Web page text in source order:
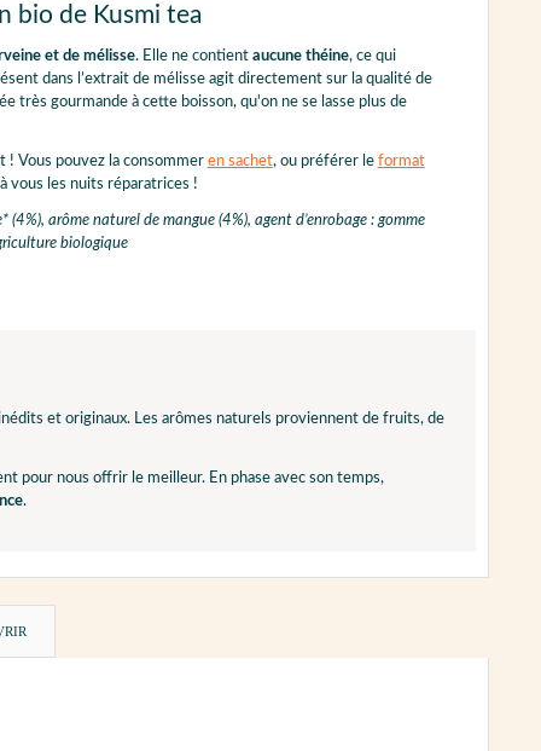
bio de Kusmi tea
et de mélisse. Elle ne contient aucune théine, ce qui
dans l’extrait de mélisse agit directement sur la qualité de
très gourmande à cette boisson, qu'on ne se lasse plus de
Vous pouvez la consommer en sachet, ou préférer le format
vous les nuits réparatrices !
arôme naturel de mangue (4%), agent d’enrobage : gomme
biologique
et originaux. Les arômes naturels proviennent de fruits, de
pour nous offrir le meilleur. En phase avec son temps,
.